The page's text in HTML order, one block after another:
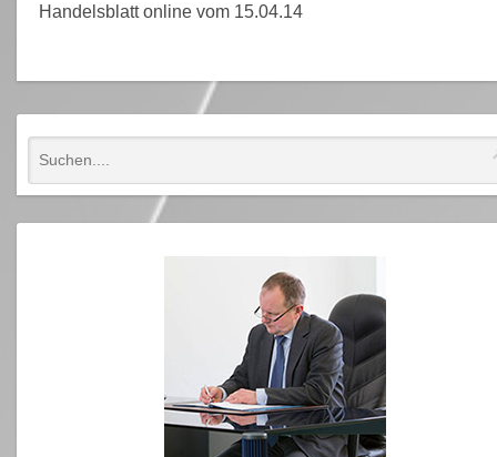
Handelsblatt online vom 15.04.14